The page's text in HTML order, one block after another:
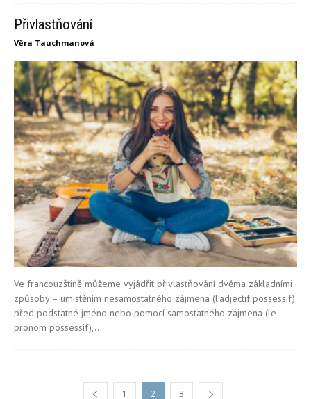
Přivlastňování
Věra Tauchmanová
Ve francouzštině můžeme vyjádřit přivlastňování dvěma základními
způsoby – umístěním nesamostatného zájmena (l’adjectif possessif)
před podstatné jméno nebo pomocí samostatného zájmena (le
pronom possessif),...
1 2 3